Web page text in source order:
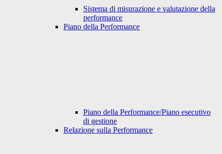
Sistema di misurazione e valutazione della
performance
Piano della Performance
Piano della Performance/Piano esecutivo
di gestione
Relazione sulla Performance